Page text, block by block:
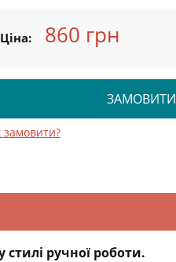
Ціна: 860 грн
ЗАМОВИТИ
замовити?
стилі ручної роботи.